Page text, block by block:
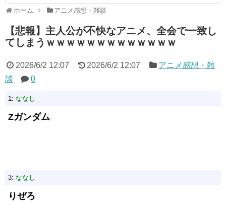
ホーム アニメ感想・雑談
【悲報】主人公が不快なアニメ、全会で一致し
てしまうｗｗｗｗｗｗｗｗｗｗｗｗｗ
2026/6/2 12:07 2026/6/2 12:07
アニメ感想・雑
談
0
1: ななし
Zガンダム
3: ななし
りぜろ